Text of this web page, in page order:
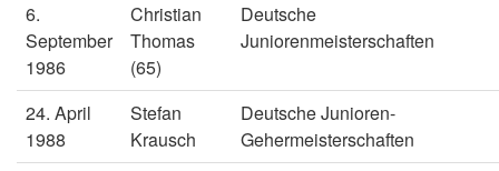
6.
September
1986
Christian
Thomas
(65)
Deutsche
Juniorenmeisterschaften
24. April
1988
Stefan
Krausch
Deutsche Junioren-
Gehermeisterschaften